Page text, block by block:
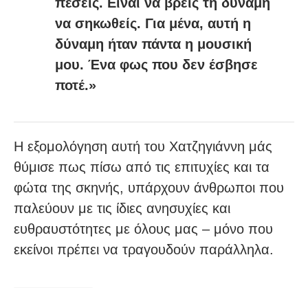
να σηκωθείς. Για μένα, αυτή η
δύναμη ήταν πάντα η μουσική
μου. Ένα φως που δεν έσβησε
ποτέ.»
Η εξομολόγηση αυτή του Χατζηγιάννη μάς
θύμισε πως πίσω από τις επιτυχίες και τα
φώτα της σκηνής, υπάρχουν άνθρωποι που
παλεύουν με τις ίδιες ανησυχίες και
ευθραυστότητες με όλους μας – μόνο που
εκείνοι πρέπει να τραγουδούν παράλληλα.